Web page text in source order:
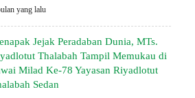
yang lalu
Jejak Peradaban Dunia, MTs.
Thalabah Tampil Memukau di
Milad Ke-78 Yayasan Riyadlotut
Sedan